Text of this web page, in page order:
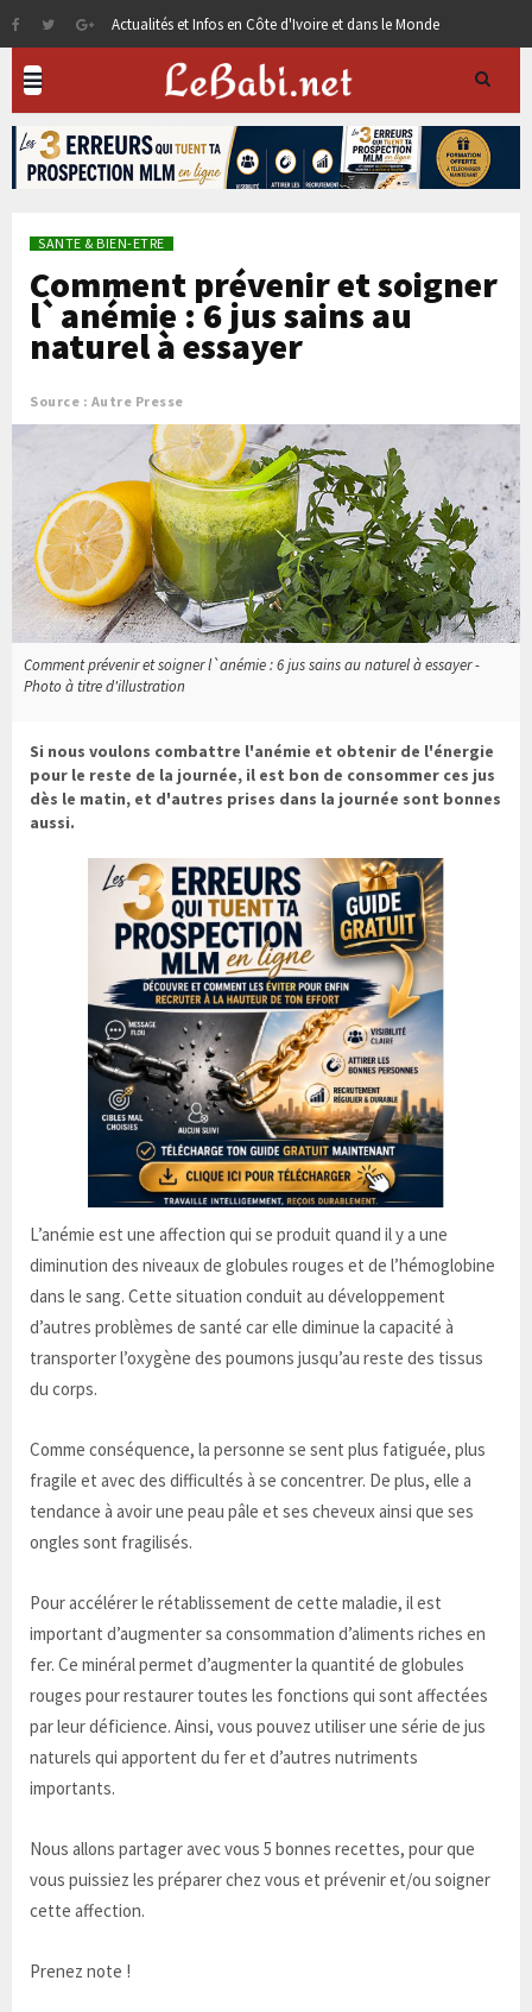
Actualités et Infos en Côte d'Ivoire et dans le Monde
SANTE & BIEN-ETRE
Comment prévenir et soigner
l`anémie : 6 jus sains au
naturel à essayer
Source : Autre Presse
Comment prévenir et soigner l`anémie : 6 jus sains au naturel à essayer -
Photo à titre d'illustration
Si nous voulons combattre l'anémie et obtenir de l'énergie
pour le reste de la journée, il est bon de consommer ces jus
dès le matin, et d'autres prises dans la journée sont bonnes
aussi.
L’anémie est une affection qui se produit quand il y a une
diminution des niveaux de globules rouges et de l’hémoglobine
dans le sang. Cette situation conduit au développement
d’autres problèmes de santé car elle diminue la capacité à
transporter l’oxygène des poumons jusqu’au reste des tissus
du corps.
Comme conséquence, la personne se sent plus fatiguée, plus
fragile et avec des difficultés à se concentrer. De plus, elle a
tendance à avoir une peau pâle et ses cheveux ainsi que ses
ongles sont fragilisés.
Pour accélérer le rétablissement de cette maladie, il est
important d’augmenter sa consommation d’aliments riches en
fer. Ce minéral permet d’augmenter la quantité de globules
rouges pour restaurer toutes les fonctions qui sont affectées
par leur déficience. Ainsi, vous pouvez utiliser une série de jus
naturels qui apportent du fer et d’autres nutriments
importants.
Nous allons partager avec vous 5 bonnes recettes, pour que
vous puissiez les préparer chez vous et prévenir et/ou soigner
cette affection.
Prenez note !